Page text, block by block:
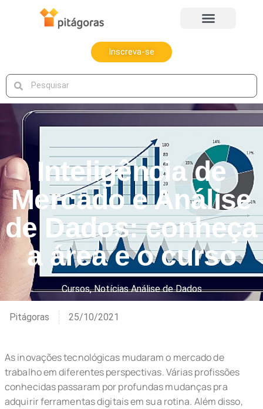
Inscreva-se
Inteligência de
Mercado e Análise
de Dados: conheça
a área e o curso
Cursos,Notícias Análise de Dados
Pitágoras 25/10/2021
As inovações tecnológicas mudaram o mercado de
trabalho em diferentes perspectivas. Várias profissões
conhecidas passaram por profundas mudanças pra
adquirir ferramentas digitais em sua rotina. Além disso,